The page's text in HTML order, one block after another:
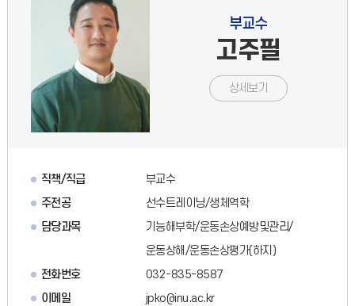
부교수
고주필
상세보기
직책/직급
부교수
주전공
선수트레이닝/생체역학
담당과목
기능해부학/운동손상예방및관리/
운동상해/운동손상평가(하지)
전화번호
032-835-8587
이메일
jpko@inu.ac.kr